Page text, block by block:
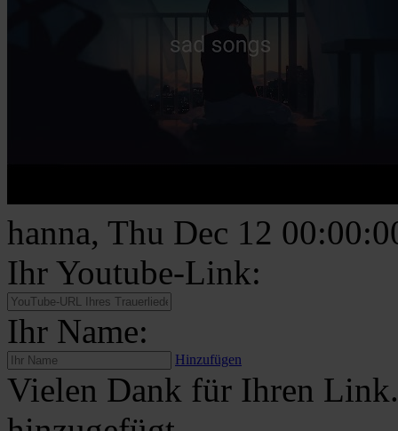
hanna, Thu Dec 12
Ihr Youtube-Link:
Ihr Name:
Hinzufügen
Vielen Dank für Ihren